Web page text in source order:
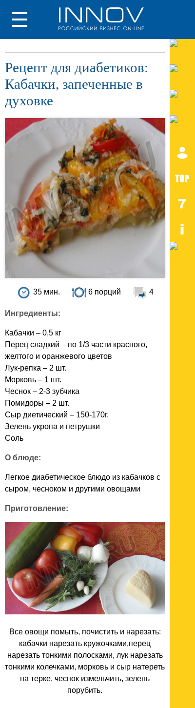
Рецепт для диабетиков:
Кабачки, запеченные в
духовке
35 мин. 6 порций 4
Ингредиенты:
Кабачки – 0,5 кг
Перец сладкий – по 1/3 части красного,
желтого и оранжевого цветов
Лук-репка – 2 шт.
Морковь – 1 шт.
Чеснок – 2-3 зубчика
Помидоры – 2 шт.
Сыр диетический – 150-170г.
Зелень укропа и петрушки
Соль
О блюде:
Легкое диабетическое блюдо из кабачков с
сыром, чесноком и другими овощами
Приготовление:
Все овощи помыть, почистить и нарезать:
кабачки нарезать кружочками,перец
нарезать тонкими полосками, лук нарезать
тонкими колечками, морковь и сыр натереть
на терке, чеснок измельчить, зелень
порубить.